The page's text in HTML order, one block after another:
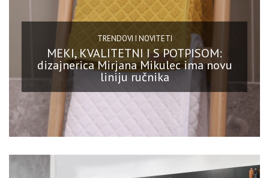
TRENDOVI I NOVITETI
MEKI, KVALITETNI I S POTPISOM:
dizajnerica Mirjana Mikulec ima novu
liniju ručnika